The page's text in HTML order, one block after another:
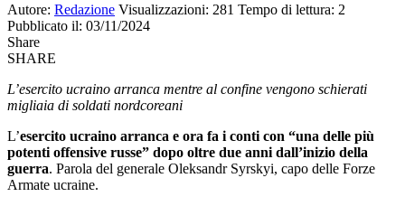
Autore: Redazione Visualizzazioni: 281 Tempo di lettura: 2
Pubblicato il: 03/11/2024
Share
SHARE
L’esercito ucraino arranca mentre al confine vengono schierati
migliaia di soldati nordcoreani
L’esercito ucraino arranca e ora fa i conti con “una delle più
potenti offensive russe” dopo oltre due anni dall’inizio della
guerra. Parola del generale Oleksandr Syrskyi, capo delle Forze
Armate ucraine.